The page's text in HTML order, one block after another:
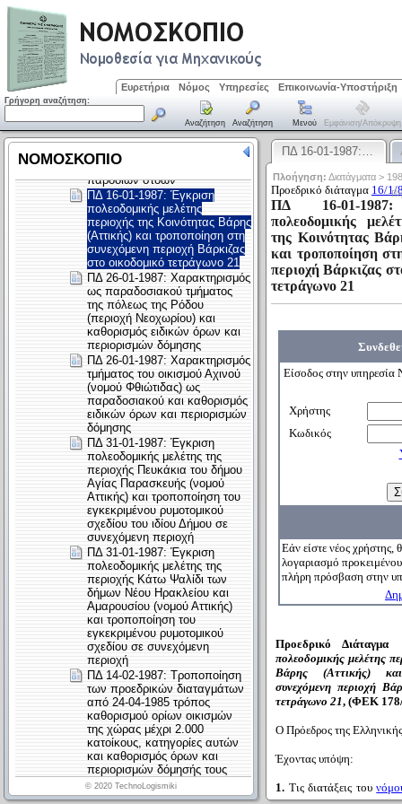
Ευρετήρια Νόμος Υπηρεσίες Επικοινωνία-Υποστήριξη
Γρήγορη αναζήτηση:
Αναζήτηση Αναζήτηση Μενού Εμφάνιση/απόκρυψη
ΠΔ 16-01-1987:…